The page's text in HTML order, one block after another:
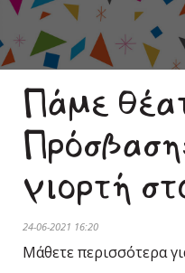
Πάμε
γιορτή
24-06-2021 16:20
Μάθετε περισσότερα